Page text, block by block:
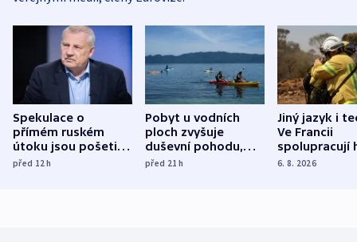
Spekulace o
přímém ruském
útoku jsou pošetilé,
míní estonský
před 12h
Pobyt u vodních
ploch zvyšuje
duševní pohodu,
ukázala
před 21h
Jiný jazyk i
Ve Francii
spolupracují
různých zemí
6. 8. 2026